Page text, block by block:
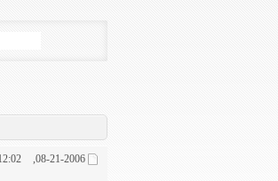
08-21-2006,
PM